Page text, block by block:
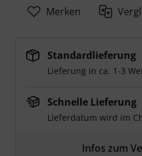
Merken
Standardlieferung
Lieferung in ca. 1-3
Schnelle Lieferung
Lieferdatum wird im
Infos zum